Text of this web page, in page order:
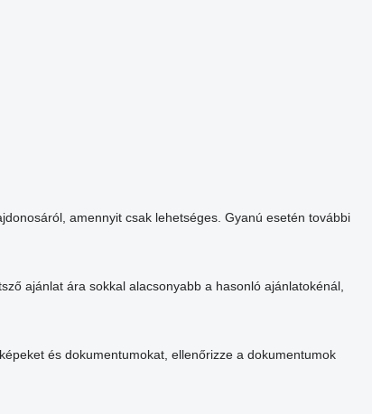
amennyit csak lehetséges. Gyanú esetén további
ajánlat ára sokkal alacsonyabb a hasonló ajánlatokénál,
és dokumentumokat, ellenőrizze a dokumentumok